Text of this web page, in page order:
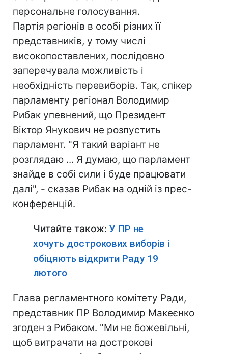
персональне голосування.
Партія регіонів в особі різних її
представників, у тому числі
високопоставлених, послідовно
заперечувала можливість і
необхідність перевиборів. Так, спікер
парламенту регіонал Володимир
Рибак упевнений, що Президент
Віктор Янукович не розпустить
парламент. "Я такий варіант не
розглядаю ... Я думаю, що парламент
знайде в собі сили і буде працювати
далі", - сказав Рибак на одній із прес-
конференцій.
Читайте також: У ПР не
хочуть дострокових виборів і
обіцяють відкрити Раду 19
лютого
Глава регламентного комітету Ради,
представник ПР Володимир Макеєнко
згоден з Рибаком. "Ми не божевільні,
щоб витрачати на дострокові